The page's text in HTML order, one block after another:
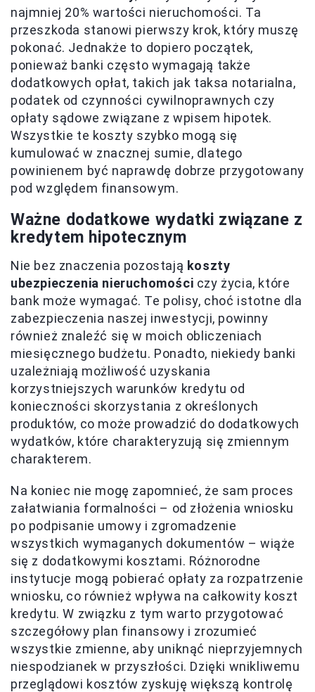
najmniej 20% wartości nieruchomości. Ta
przeszkoda stanowi pierwszy krok, który muszę
pokonać. Jednakże to dopiero początek,
ponieważ banki często wymagają także
dodatkowych opłat, takich jak taksa notarialna,
podatek od czynności cywilnoprawnych czy
opłaty sądowe związane z wpisem hipotek.
Wszystkie te koszty szybko mogą się
kumulować w znacznej sumie, dlatego
powinienem być naprawdę dobrze przygotowany
pod względem finansowym.
Ważne dodatkowe wydatki związane z
kredytem hipotecznym
Nie bez znaczenia pozostają koszty
ubezpieczenia nieruchomości czy życia, które
bank może wymagać. Te polisy, choć istotne dla
zabezpieczenia naszej inwestycji, powinny
również znaleźć się w moich obliczeniach
miesięcznego budżetu. Ponadto, niekiedy banki
uzależniają możliwość uzyskania
korzystniejszych warunków kredytu od
konieczności skorzystania z określonych
produktów, co może prowadzić do dodatkowych
wydatków, które charakteryzują się zmiennym
charakterem.
Na koniec nie mogę zapomnieć, że sam proces
załatwiania formalności – od złożenia wniosku
po podpisanie umowy i zgromadzenie
wszystkich wymaganych dokumentów – wiąże
się z dodatkowymi kosztami. Różnorodne
instytucje mogą pobierać opłaty za rozpatrzenie
wniosku, co również wpływa na całkowity koszt
kredytu. W związku z tym warto przygotować
szczegółowy plan finansowy i zrozumieć
wszystkie zmienne, aby uniknąć nieprzyjemnych
niespodzianek w przyszłości. Dzięki wnikliwemu
przeglądowi kosztów zyskuję większą kontrolę